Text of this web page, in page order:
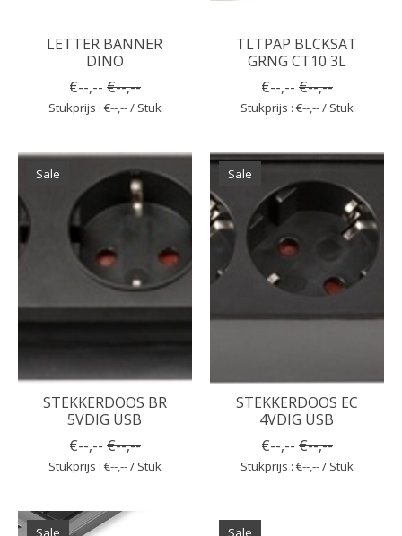
LETTER BANNER
DINO
€--,-- €--,--
Stukprijs : €--,-- / Stuk
TLTPAP BLCKSAT
GRNG CT10 3L
€--,-- €--,--
Stukprijs : €--,-- / Stuk
Sale
STEKKERDOOS BR
5VDIG USB
€--,-- €--,--
Stukprijs : €--,-- / Stuk
Sale
STEKKERDOOS EC
4VDIG USB
€--,-- €--,--
Stukprijs : €--,-- / Stuk